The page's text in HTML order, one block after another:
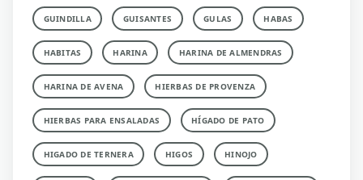
GUINDILLA GUISANTES GULAS HABAS
HABITAS HARINA HARINA DE ALMENDRAS
HARINA DE AVENA HIERBAS DE PROVENZA
HIERBAS PARA ENSALADAS HÍGADO DE PATO
HIGADO DE TERNERA HIGOS HINOJO